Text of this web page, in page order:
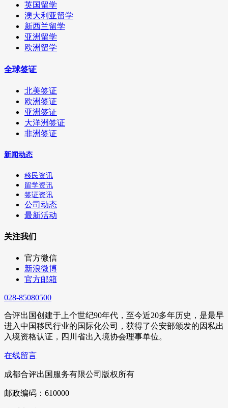
英国留学
澳大利亚留学
新西兰留学
亚洲留学
欧洲留学
全球签证
北美签证
欧洲签证
亚洲签证
大洋洲签证
非洲签证
新闻动态
移民资讯
留学资讯
签证资讯
公司动态
最新活动
关注我们
官方微信
新浪微博
官方邮箱
028-85080500
合评出国创建于上个世纪90年代，至今近20多年历史，是最早
进入中国移民行业的国际化公司，获得了公安部颁发的因私出
入境资格认证，四川省出入境协会理事单位。
在线留言
成都合评出国服务有限公司版权所有
邮政编码：610000